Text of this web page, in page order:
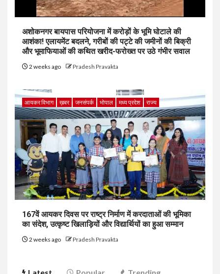
अशोकनगर बायपास परियोजना में करोड़ों के भूमि घोटाले की
आशंका! एलायमेंट बदलने, गरीबों की पट्टे की जमीनों की बिक्री
और भूमाफियाओं की कथित खरीद-फरोख्त पर उठे गंभीर सवाल
2 weeks ago Pradesh Pravakta
आयकर विभाग ख़बर जनसंपर्क भोपाल मध्य प्रदेश राज्य
167वें आयकर दिवस पर राष्ट्र निर्माण में करदाताओं की भूमिका
का संदेश, उत्कृष्ट खिलाड़ियों और विद्यार्थियों का हुआ सम्मान
2 weeks ago Pradesh Pravakta